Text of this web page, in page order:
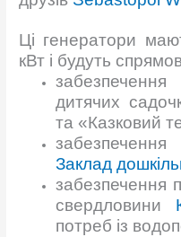
Ці генератори
кВт і будуть
дитячих
та «Казковий
Заклад
забезпечення
свердловини
потреб із